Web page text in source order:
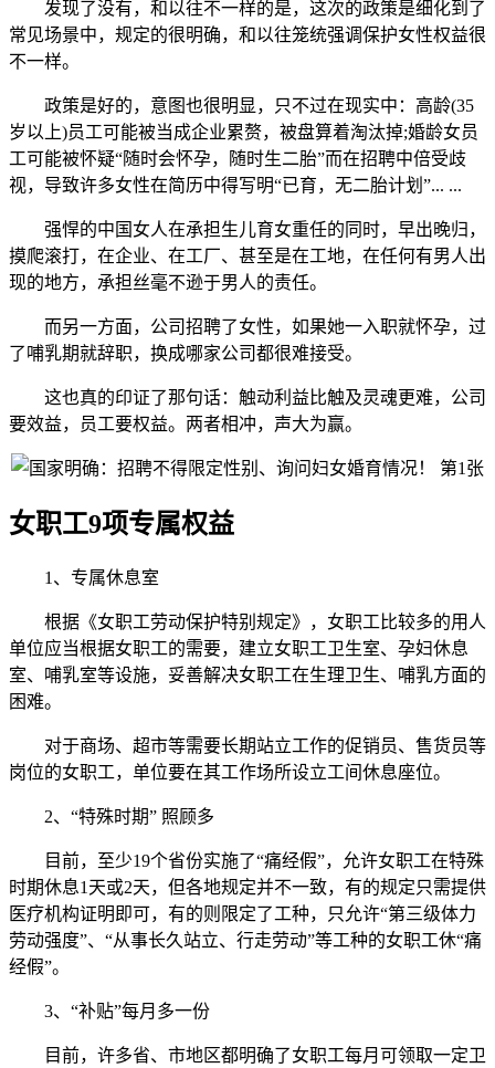
发现了没有，和以往不一样的是，这次的政策是细化到了
常见场景中，规定的很明确，和以往笼统强调保护女性权益很
不一样。
政策是好的，意图也很明显，只不过在现实中：高龄(35
岁以上)员工可能被当成企业累赘，被盘算着淘汰掉;婚龄女员
工可能被怀疑“随时会怀孕，随时生二胎”而在招聘中倍受歧
视，导致许多女性在简历中得写明“已育，无二胎计划”... ...
强悍的中国女人在承担生儿育女重任的同时，早出晚归，
摸爬滚打，在企业、在工厂、甚至是在工地，在任何有男人出
现的地方，承担丝毫不逊于男人的责任。
而另一方面，公司招聘了女性，如果她一入职就怀孕，过
了哺乳期就辞职，换成哪家公司都很难接受。
这也真的印证了那句话：触动利益比触及灵魂更难，公司
要效益，员工要权益。两者相冲，声大为赢。
女职工9项专属权益
1、专属休息室
根据《女职工劳动保护特别规定》，女职工比较多的用人
单位应当根据女职工的需要，建立女职工卫生室、孕妇休息
室、哺乳室等设施，妥善解决女职工在生理卫生、哺乳方面的
困难。
对于商场、超市等需要长期站立工作的促销员、售货员等
岗位的女职工，单位要在其工作场所设立工间休息座位。
2、“特殊时期” 照顾多
目前，至少19个省份实施了“痛经假”，允许女职工在特殊
时期休息1天或2天，但各地规定并不一致，有的规定只需提供
医疗机构证明即可，有的则限定了工种，只允许“第三级体力
劳动强度”、“从事长久站立、行走劳动”等工种的女职工休“痛
经假”。
3、“补贴”每月多一份
目前，许多省、市地区都明确了女职工每月可领取一定卫